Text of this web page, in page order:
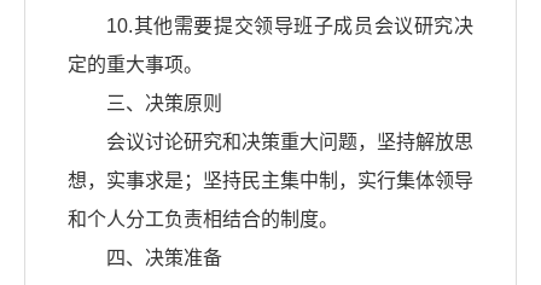
10.其他需要提交领导班子成员会议研究决
定的重大事项。
三、决策原则
会议讨论研究和决策重大问题，坚持解放思
想，实事求是；坚持民主集中制，实行集体领导
和个人分工负责相结合的制度。
四、决策准备